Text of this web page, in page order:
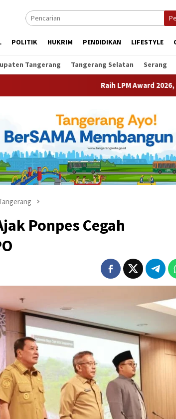
POLITIK HUKRIM PENDIDIKAN LIFESTYLE
Tangerang Tangerang Selatan Serang
Raih LPM Award 2026, Pemkot
Ponpes Cegah